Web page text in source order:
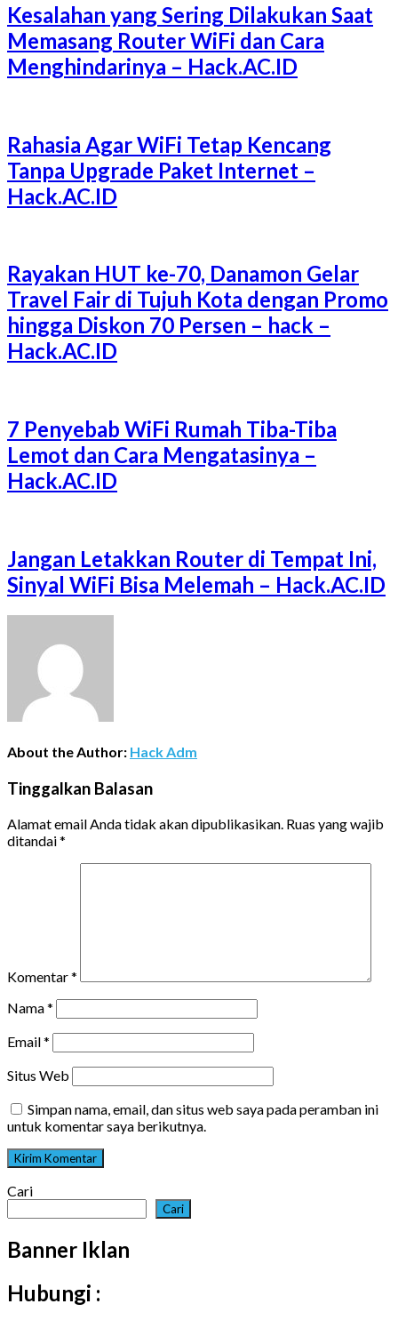
Kesalahan yang Sering Dilakukan Saat
Memasang Router WiFi dan Cara
Menghindarinya – Hack.AC.ID
Rahasia Agar WiFi Tetap Kencang
Tanpa Upgrade Paket Internet –
Hack.AC.ID
Rayakan HUT ke-70, Danamon Gelar
Travel Fair di Tujuh Kota dengan Promo
hingga Diskon 70 Persen – hack –
Hack.AC.ID
7 Penyebab WiFi Rumah Tiba-Tiba
Lemot dan Cara Mengatasinya –
Hack.AC.ID
Jangan Letakkan Router di Tempat Ini,
Sinyal WiFi Bisa Melemah – Hack.AC.ID
About the Author: Hack Adm
Tinggalkan Balasan
Alamat email Anda tidak akan dipublikasikan. Ruas yang wajib
ditandai*
Komentar*
Nama*
Email*
Situs Web
Simpan nama, email, dan situs web saya pada peramban ini
untuk komentar saya berikutnya.
Cari
Cari
Banner Iklan
Hubungi :